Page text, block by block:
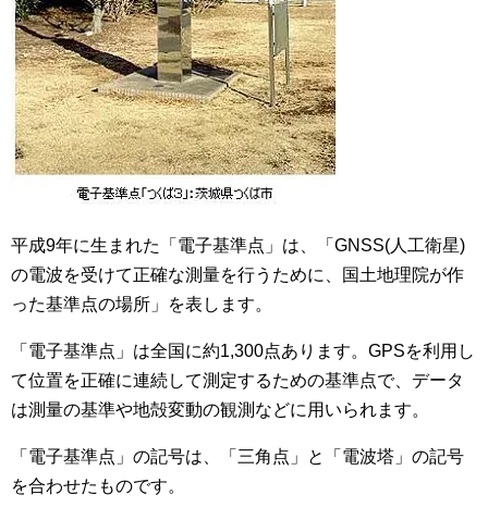
平成9年に生まれた「電子基準点」は、「GNSS(人工衛星)
の電波を受けて正確な測量を行うために、国土地理院が作
った基準点の場所」を表します。
「電子基準点」は全国に約1,300点あります。GPSを利用し
て位置を正確に連続して測定するための基準点で、データ
は測量の基準や地殻変動の観測などに用いられます。
「電子基準点」の記号は、「三角点」と「電波塔」の記号
を合わせたものです。